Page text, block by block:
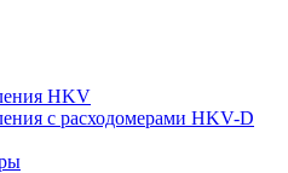
HKV
с расходомерами HKV-D